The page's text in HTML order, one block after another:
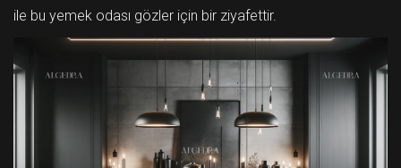
ile bu yemek odası gözler için bir ziyafettir.